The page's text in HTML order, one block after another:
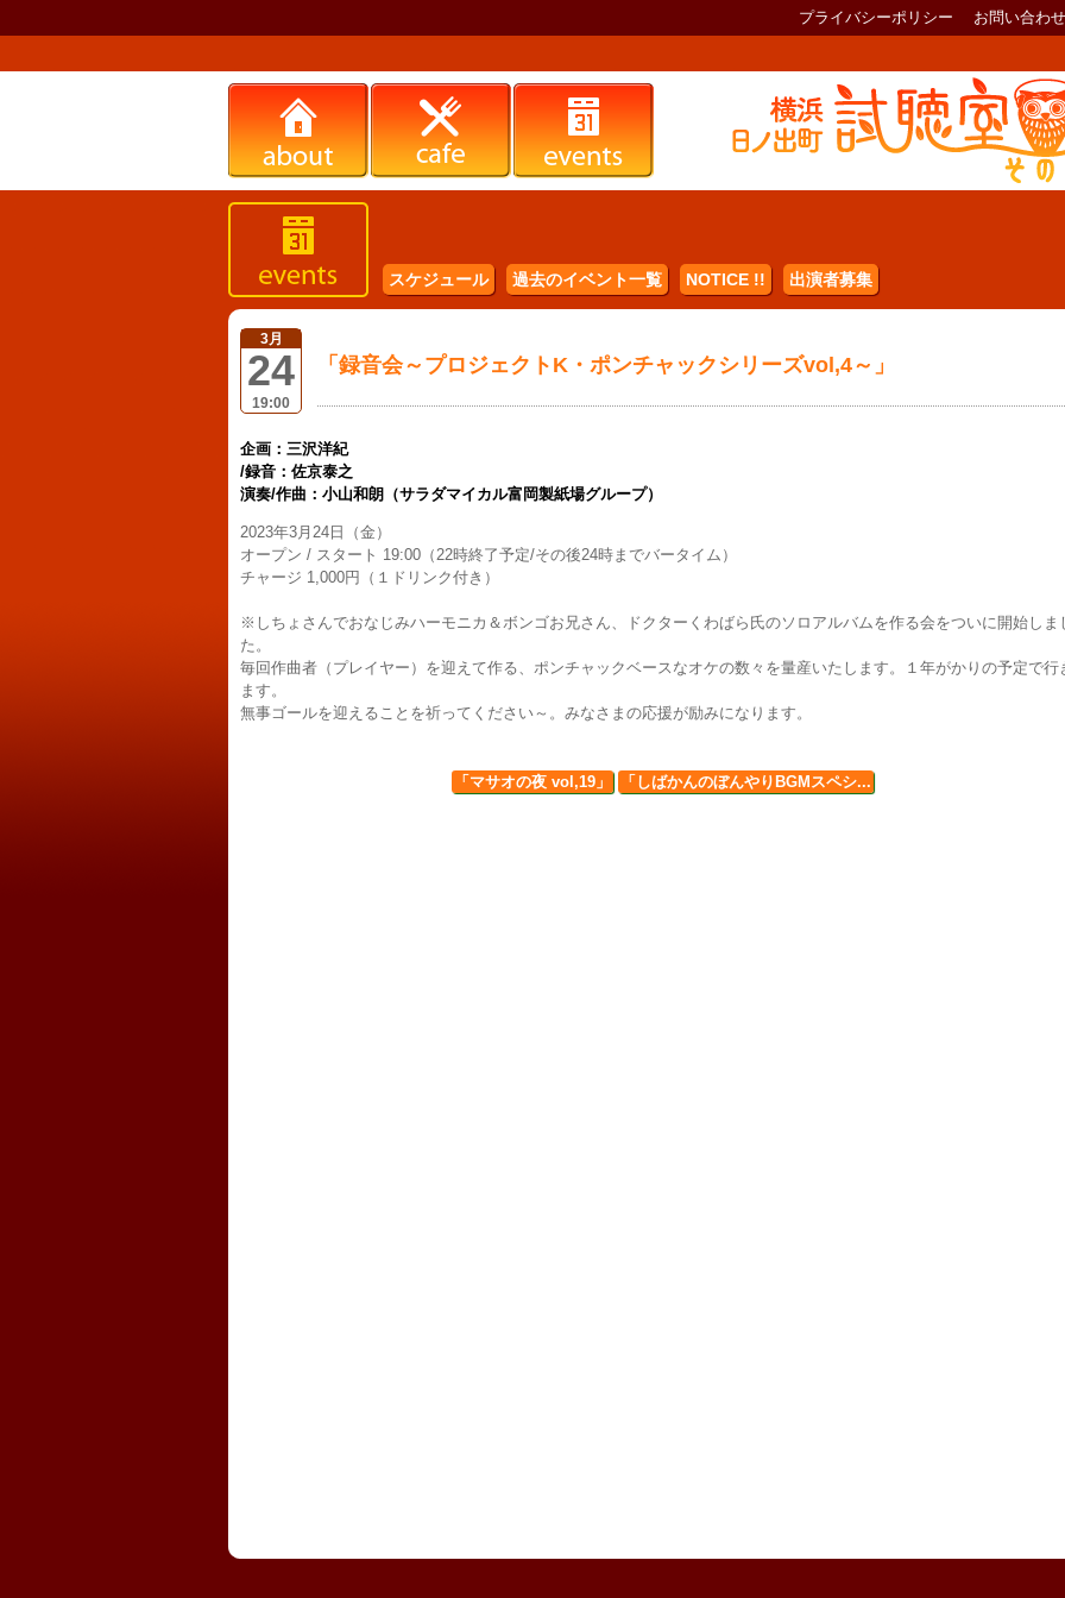
スケジュール 過去のイベント一覧 NOTICE !! 出演者募集
3月
24
19:00
「録音会～プロジェクトK・ポンチャックシリーズvol,4～」
企画：三沢洋紀
/録音：佐京泰之
演奏/作曲：小山和朗（サラダマイカル富岡製紙場グループ）
2023年3月24日（金）
オープン / スタート 19:00（22時終了予定/その後24時までバータイム）
チャージ 1,000円（１ドリンク付き）
※しちょさんでおなじみハーモニカ＆ボンゴお兄さん、ドクターくわばら氏のソロアルバムを作る会をついに開始しま
た。
毎回作曲者（プレイヤー）を迎えて作る、ポンチャックベースなオケの数々を量産いたします。１年がかりの予定で行
ます。
無事ゴールを迎えることを祈ってください～。みなさまの応援が励みになります。
「マサオの夜 vol,19」 「しばかんのぼんやりBGMスペシ...
プライバシーポリシー お問い合わ